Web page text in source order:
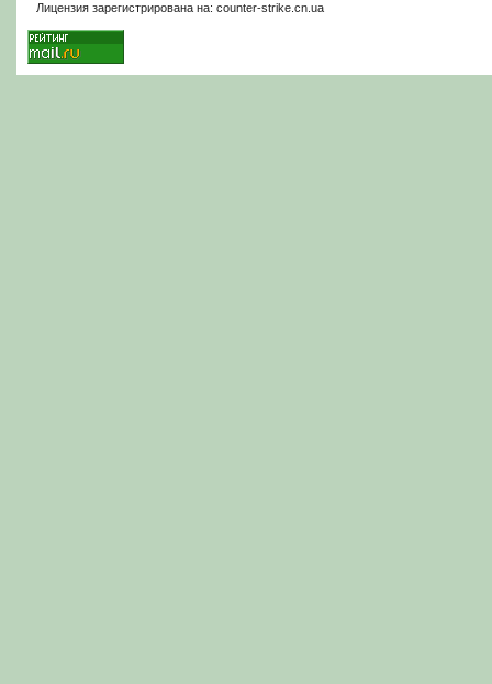
Лицензия зарегистрирована на: counter-strike.cn.ua